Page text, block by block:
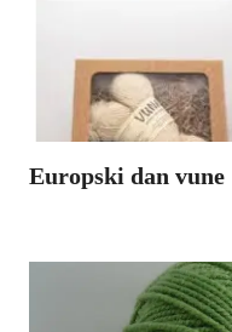
Europski dan vune